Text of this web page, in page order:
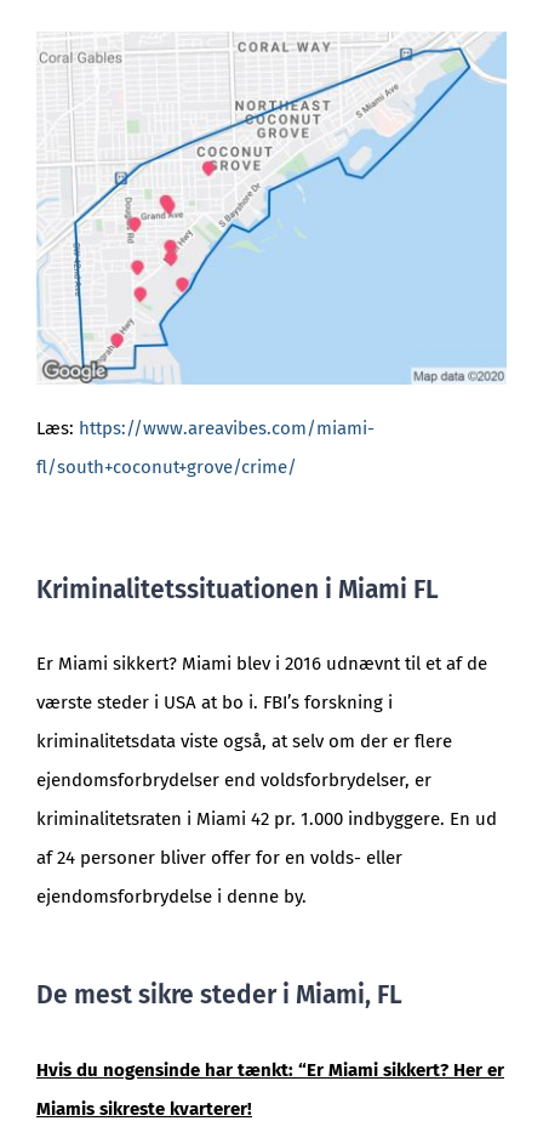
Læs: https://www.areavibes.com/miami-
fl/south+coconut+grove/crime/
Kriminalitetssituationen i Miami FL
Er Miami sikkert? Miami blev i 2016 udnævnt til et af de
værste steder i USA at bo i. FBI’s forskning i
kriminalitetsdata viste også, at selv om der er flere
ejendomsforbrydelser end voldsforbrydelser, er
kriminalitetsraten i Miami 42 pr. 1.000 indbyggere. En ud
af 24 personer bliver offer for en volds- eller
ejendomsforbrydelse i denne by.
De mest sikre steder i Miami, FL
Hvis du nogensinde har tænkt: “Er Miami sikkert? Her er
Miamis sikreste kvarterer!